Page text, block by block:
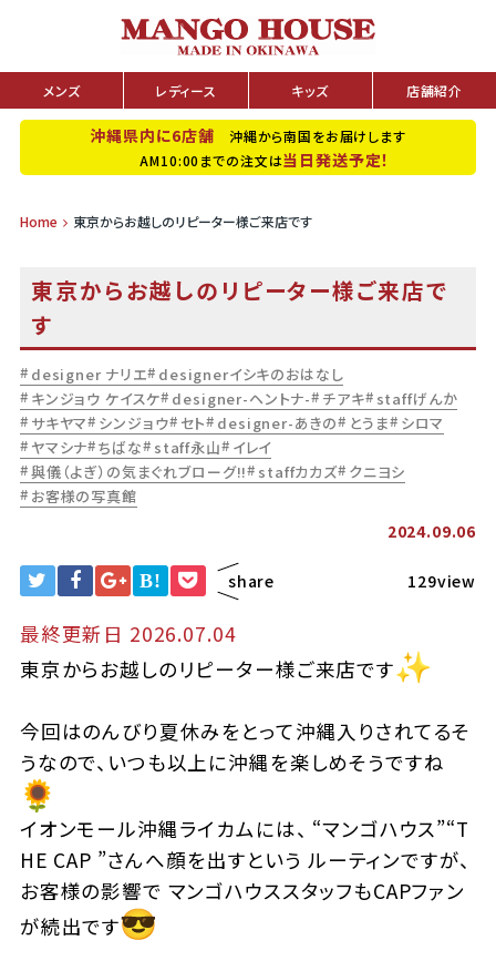
メンズ レディース キッズ 店舗紹介
沖縄県内に6店舗 沖縄から南国をお届けします
AM10:00までの注文は当日発送予定！
Home 東京からお越しのリピーター様ご来店です
東京からお越しのリピーター様ご来店で
す
designer ナリエ designerイシキのおはなし
キンジョウ ケイスケ designer-ヘントナ- チアキ
staffげんか
サキヤマ シンジョウ セト designer-あきの とうま
シロマ
ヤマシナ ちばな staff永山
イレイ
與儀（よぎ）の気まぐれブローグ!! staffカカズ クニヨシ
お客様の写真館
2024.09.06
B! share 129view
最終更新日 2026.07.04
東京からお越しのリピーター様ご来店です
今回はのんびり夏休みをとって沖縄入りされてるそ
うなので、 いつも以上に沖縄を楽しめそうですね
イオンモール沖縄ライカムには、 “マンゴハウス”“T
HE CAP ”さんへ顔を出すという ルーティンですが、
お客様の影響で マンゴハウススタッフもCAPファン
が続出です